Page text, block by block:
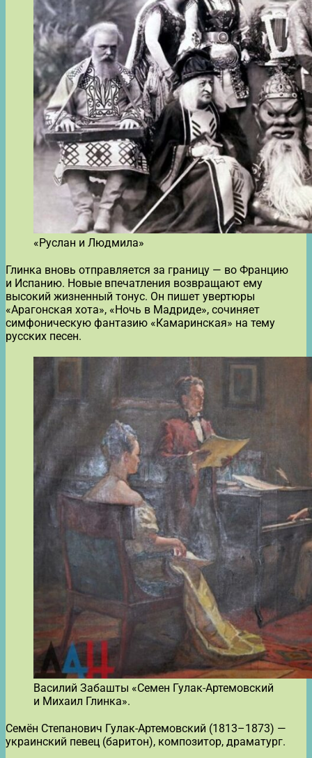
«Руслан и Людмила»
Глинка вновь отправляется за границу — во Францию
и Испанию. Новые впечатления возвращают ему
высокий жизненный тонус. Он пишет увертюры
«Арагонская хота», «Ночь в Мадриде», сочиняет
симфоническую фантазию «Камаринская» на тему
русских песен.
Василий Забашты «Семен Гулак-Артемовский
и Михаил Глинка».
Семён Степанович Гулак-Артемовский (1813–1873) —
украинский певец (баритон), композитор, драматург.